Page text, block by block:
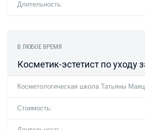
Длительность:
В ЛЮБОЕ ВРЕМЯ
Косметик-эстетист по уходу
Косметологическая школа Татьяны
Стоимость: